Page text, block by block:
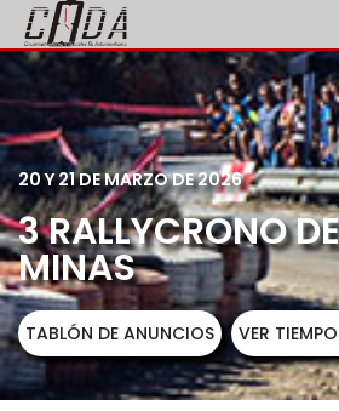
20 Y 21 DE MARZO DE 2026
3 RALLYCRONO
MINAS
TABLÓN DE ANUNCIOS VER